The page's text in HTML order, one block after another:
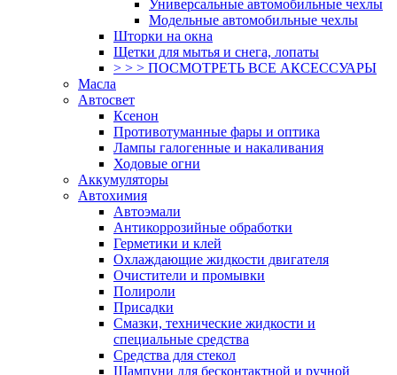
Универсальные автомобильные чехлы
Модельные автомобильные чехлы
Шторки на окна
Щетки для мытья и снега, лопаты
> > > ПОСМОТРЕТЬ ВСЕ АКСЕССУАРЫ
Масла
Автосвет
Ксенон
Противотуманные фары и оптика
Лампы галогенные и накаливания
Ходовые огни
Аккумуляторы
Автохимия
Автоэмали
Антикоррозийные обработки
Герметики и клей
Охлаждающие жидкости двигателя
Очистители и промывки
Полироли
Присадки
Смазки, технические жидкости и
специальные средства
Средства для стекол
Шампуни для бесконтактной и ручной